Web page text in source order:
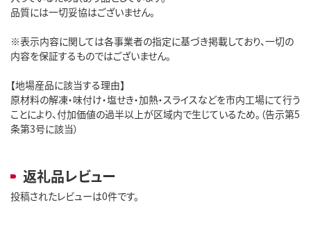
品質には一切妥協はございません。
※表示内容に関しては各事業者の指定に基づき掲載しており、一切の
内容を保証するものではございません。
【地場産品に該当する理由】
原材料の解凍・味付け・塩せき・加熱・スライスなどを市内工場にて行う
ことにより、付加価値の過半以上が区域内で生じているため。（告示第5
条第3号に該当）
返礼品レビュー
投稿されたレビューは0件です。